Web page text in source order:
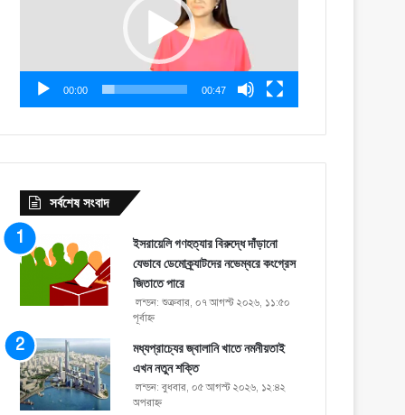
00:00 00:47
সর্বশেষ সংবাদ
ইসরায়েলি গণহত্যার বিরুদ্ধে দাঁড়ানো
যেভাবে ডেমোক্র্যাটদের নভেম্বরে কংগ্রেস
জিতাতে পারে
লন্ডন: শুক্রবার, ০৭ আগস্ট ২০২৬, ১১:৫০
পূর্বাহ্ণ
মধ্যপ্রাচ্যের জ্বালানি খাতে নমনীয়তাই
এখন নতুন শক্তি
লন্ডন: বুধবার, ০৫ আগস্ট ২০২৬, ১২:৪২
অপরাহ্ণ